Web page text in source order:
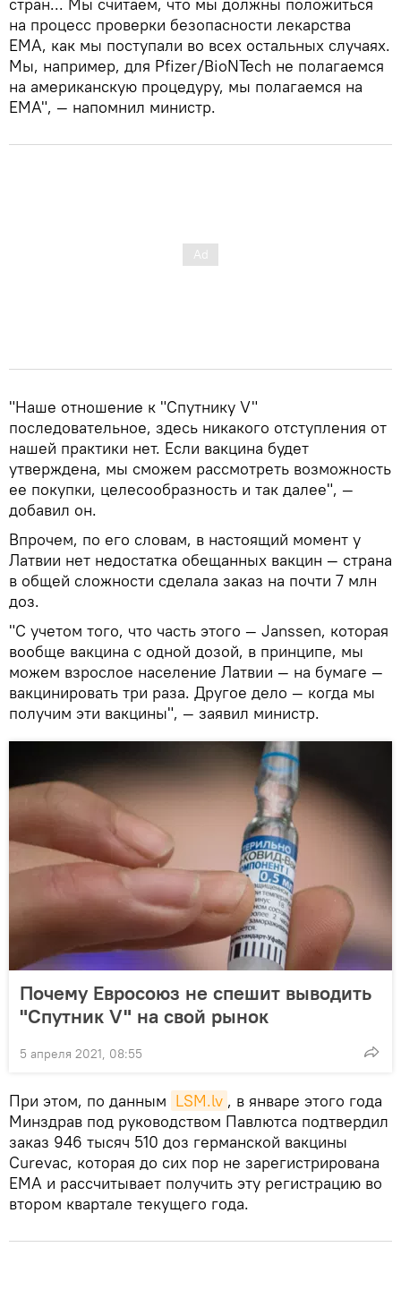
на процесс проверки безопасности лекарства
EMA, как мы поступали во всех остальных случаях.
Мы, например, для Pfizer/BioNTech не полагаемся
на американскую процедуру, мы полагаемся на
EMA", — напомнил министр.
"Наше отношение к "Спутнику V"
последовательное, здесь никакого отступления от
нашей практики нет. Если вакцина будет
утверждена, мы сможем рассмотреть возможность
ее покупки, целесообразность и так далее", —
добавил он.
Впрочем, по его словам, в настоящий момент у
Латвии нет недостатка обещанных вакцин — страна
в общей сложности сделала заказ на почти 7 млн
доз.
"С учетом того, что часть этого — Janssen, которая
вообще вакцина с одной дозой, в принципе, мы
можем взрослое население Латвии — на бумаге —
вакцинировать три раза. Другое дело — когда мы
получим эти вакцины", — заявил министр.
Почему Евросоюз не спешит выводить
"Спутник V" на свой рынок
5 апреля 2021, 08:55
При этом, по данным LSM.lv , в январе этого года
Минздрав под руководством Павлютса подтвердил
заказ 946 тысяч 510 доз германской вакцины
Curevac, которая до сих пор не зарегистрирована
EMA и рассчитывает получить эту регистрацию во
втором квартале текущего года.